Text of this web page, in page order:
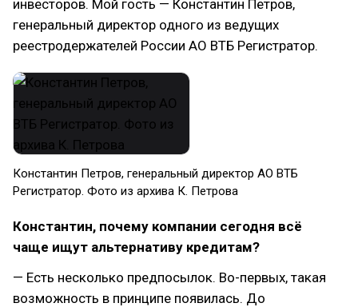
инвесторов. Мой гость — Константин Петров,
генеральный директор одного из ведущих
реестродержателей России АО ВТБ Регистратор.
Константин Петров, генеральный директор АО ВТБ
Регистратор. Фото из архива К. Петрова
Константин, почему компании сегодня всё
чаще ищут альтернативу кредитам?
— Есть несколько предпосылок. Во-первых, такая
возможность в принципе появилась. До